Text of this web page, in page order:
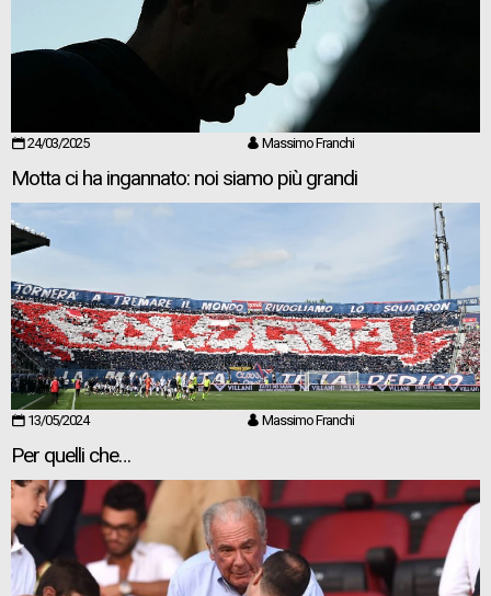
24/03/2025 Massimo Franchi
Motta ci ha ingannato: noi siamo più grandi
13/05/2024 Massimo Franchi
Per quelli che…